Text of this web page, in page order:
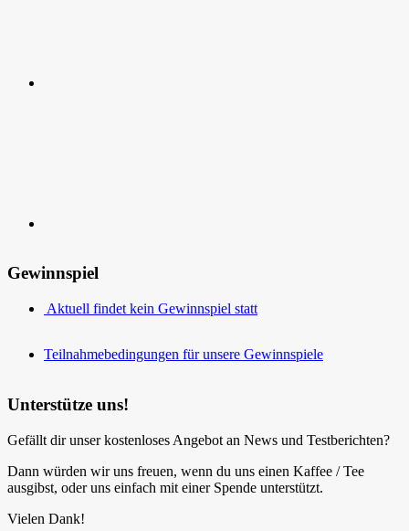
Gewinnspiel
Aktuell findet kein Gewinnspiel statt
Teilnahmebedingungen für unsere Gewinnspiele
Unterstütze uns!
Gefällt dir unser kostenloses Angebot an News und Testberichten?
Dann würden wir uns freuen, wenn du uns einen Kaffee / Tee
ausgibst, oder uns einfach mit einer Spende unterstützt.
Vielen Dank!